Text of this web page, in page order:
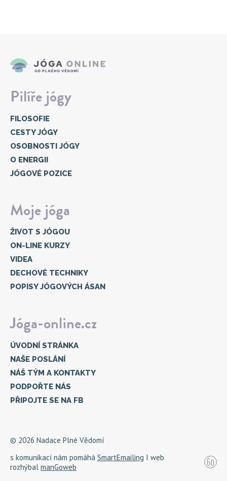
Pilíře jógy
FILOSOFIE
CESTY JÓGY
OSOBNOSTI JÓGY
O ENERGII
JÓGOVÉ POZICE
Moje jóga
ŽIVOT S JÓGOU
ON-LINE KURZY
VIDEA
DECHOVÉ TECHNIKY
POPISY JÓGOVÝCH ÁSAN
Jóga-online.cz
ÚVODNÍ STRÁNKA
NAŠE POSLÁNÍ
NÁŠ TÝM A KONTAKTY
PODPOŘTE NÁS
PŘIPOJTE SE NA FB
© 2026 Nadace Plné Vědomí
s komunikací nám pomáhá SmartEmailing I web
rozhýbal manGoweb